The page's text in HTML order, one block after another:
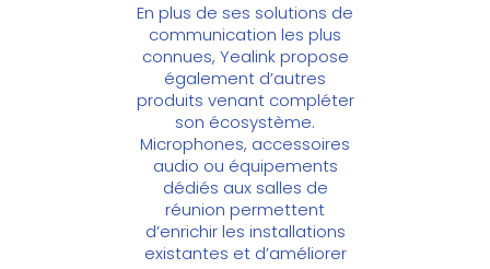
En plus de ses solutions de
communication les plus
connues, Yealinkpropose
également d’autres
produits venant compléter
son écosystème.
Microphones, accessoires
audio ou équipements
dédiés aux salles de
réunion permettent
d’enrichir les installations
existantes et d’améliorer